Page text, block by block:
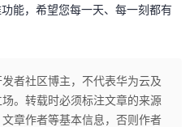
能，希望您每一天、每一刻都有
发者社区博主，不代表华为云及
。转载时必须标注文章的来源
文章作者等基本信息，否则作者